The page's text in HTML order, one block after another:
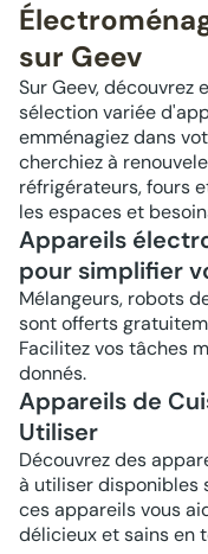
sur Geev
Sur Geev,
sélection variée
emménagiez dans
cherchiez à
réfrigérateurs, fours
les espaces et
Appareils
pour simplifier
Mélangeurs, robots
sont offerts
Facilitez vos tâches
donnés.
Appareils de
Utiliser
Découvrez des
à utiliser disponibles
ces appareils vous
délicieux et sains en